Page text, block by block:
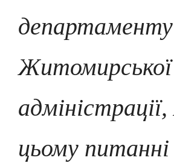
департаменту
Житомирської
цьому